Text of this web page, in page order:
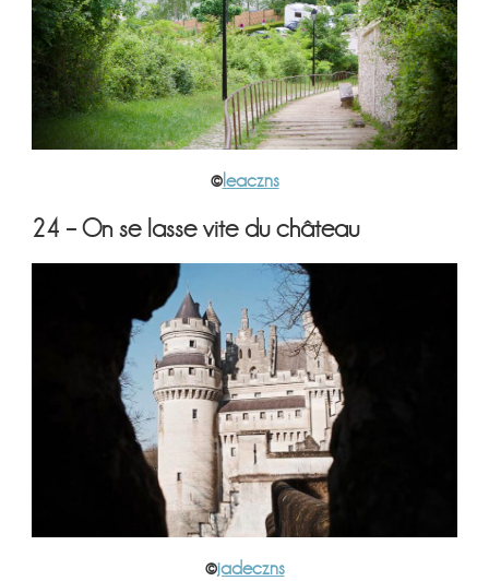
©leaczns
24 – On se lasse vite du château
©jadeczns